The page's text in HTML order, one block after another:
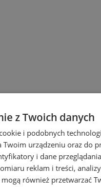
z Twoich danych
i podobnych
urządzeniu oraz do
i dane
reklam i treści,
mogą również przetwarzać